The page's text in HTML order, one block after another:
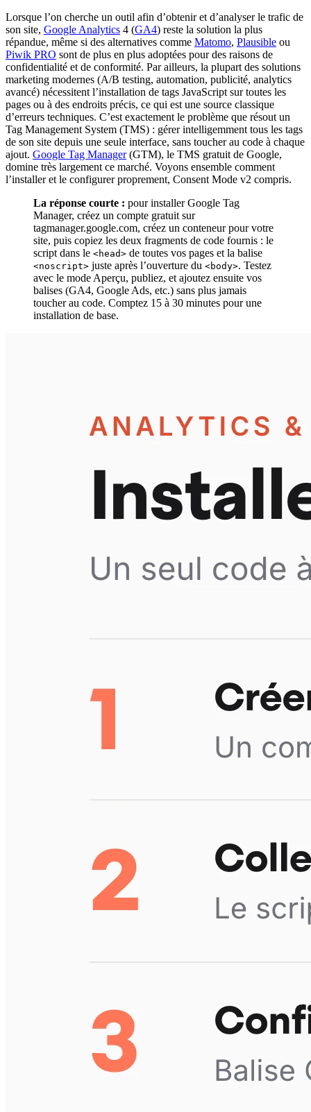
Lorsque l’on cherche un outil afin d’obtenir et d’analyser le trafic de
son site, Google Analytics 4 (GA4) reste la solution la plus
répandue, même si des alternatives comme Matomo, Plausible ou
Piwik PRO sont de plus en plus adoptées pour des raisons de
confidentialité et de conformité. Par ailleurs, la plupart des solutions
marketing modernes (A/B testing, automation, publicité, analytics
avancé) nécessitent l’installation de tags JavaScript sur toutes les
pages ou à des endroits précis, ce qui est une source classique
d’erreurs techniques. C’est exactement le problème que résout un
Tag Management System (TMS) : gérer intelligemment tous les tags
de son site depuis une seule interface, sans toucher au code à chaque
ajout. Google Tag Manager(GTM), le TMS gratuit de Google,
domine très largement ce marché. Voyons ensemble comment
l’installer et le configurer proprement, Consent Mode v2 compris.
La réponse courte : pour installer Google Tag
Manager, créez un compte gratuit sur
tagmanager.google.com, créez un conteneur pour votre
site, puis copiez les deux fragments de code fournis : le
script dans le <head> de toutes vos pages et la balise
<noscript> juste après l’ouverture du <body>. Testez
avec le mode Aperçu, publiez, et ajoutez ensuite vos
balises (GA4, Google Ads, etc.) sans plus jamais
toucher au code. Comptez 15 à 30 minutes pour une
installation de base.